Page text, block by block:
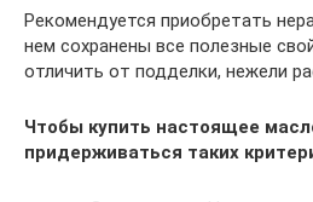
Рекомендуется приобретать
нем сохранены все полезные
отличить от подделки, нежели
Чтобы купить настоящее
придерживаться таких